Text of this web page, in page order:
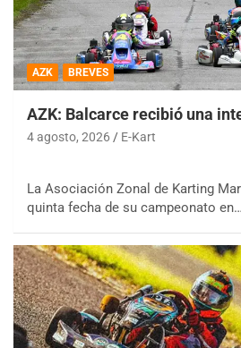
AZK BREVES
AZK: Balcarce recibió una
4 agosto, 2026 E-Kart
La Asociación Zonal de Karting
quinta fecha de su campeonato en…